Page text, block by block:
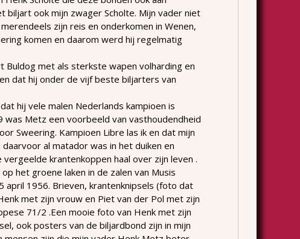
biljart ook mijn zwager Scholte. Mijn vader niet
zijn reis en onderkomen in Wenen,
komen en daarom werd hij regelmatig
met als sterkste wapen volharding en
dat hij onder de vijf beste biljarters van
hij vele malen Nederlands kampioen is
Metz een voorbeeld van vasthoudendheid
Sweering. Kampioen Libre las ik en dat mijn
al matador was in het duiken en
krantenkoppen haal over zijn leven .
het groene laken in de zalen van Musis
april 1956. Brieven, krantenknipsels (foto dat
met zijn vrouw en Piet van der Pol met zijn
71/2 .Een mooie foto van Henk met zijn
ook posters van de biljardbond zijn in mijn